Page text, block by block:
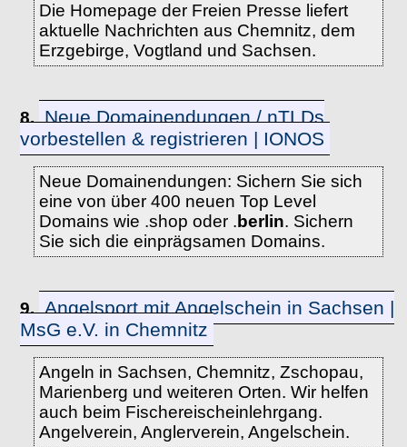
Die Homepage der Freien Presse liefert
aktuelle Nachrichten aus Chemnitz, dem
Erzgebirge, Vogtland und Sachsen.
8. Neue Domainendungen / nTLDs
vorbestellen & registrieren | IONOS
Neue Domainendungen: Sichern Sie sich
eine von über 400 neuen Top Level
Domains wie .shop oder . berlin. Sichern
Sie sich die einprägsamen Domains.
9. Angelsport mit Angelschein in Sachsen |
MsG e.V. in Chemnitz
Angeln in Sachsen, Chemnitz, Zschopau,
Marienberg und weiteren Orten. Wir helfen
auch beim Fischereischeinlehrgang.
Angelverein, Anglerverein, Angelschein.